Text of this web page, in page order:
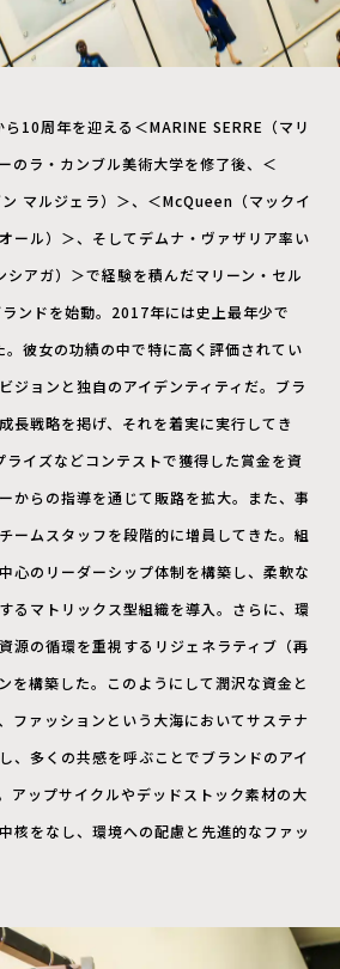
10周年を迎える＜MARINE SERRE（マリ
のラ・カンブル美術大学を修了後、＜
マルジェラ）＞、＜McQueen（マックイ
ール）＞、そしてデムナ・ヴァザリア率い
アガ）＞で経験を積んだマリーン・セル
ンドを始動。2017年には史上最年少で
。彼女の功績の中で特に高く評価されてい
ジョンと独自のアイデンティティだ。ブラ
長戦略を掲げ、それを着実に実行してき
ライズなどコンテストで獲得した賞金を資
からの指導を通じて販路を拡大。また、事
ームスタッフを段階的に増員してきた。組
心のリーダーシップ体制を構築し、柔軟な
るマトリックス型組織を導入。さらに、環
源の循環を重視するリジェネラティブ（再
を構築した。このようにして潤沢な資金と
ファッションという大海においてサステナ
、多くの共感を呼ぶことでブランドのアイ
アップサイクルやデッドストック素材の大
核をなし、環境への配慮と先進的なファッ